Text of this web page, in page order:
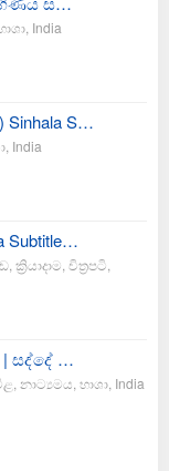
India
Sinhala S…
India
Subtitle…
ක්‍රියාදාම චිත්‍රපටි
| සද්දේ …
නාට්‍යමය භාශා India